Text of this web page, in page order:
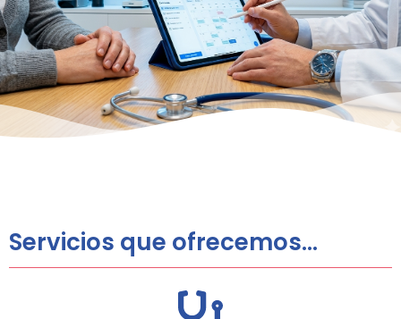
Servicios que ofrecemos...